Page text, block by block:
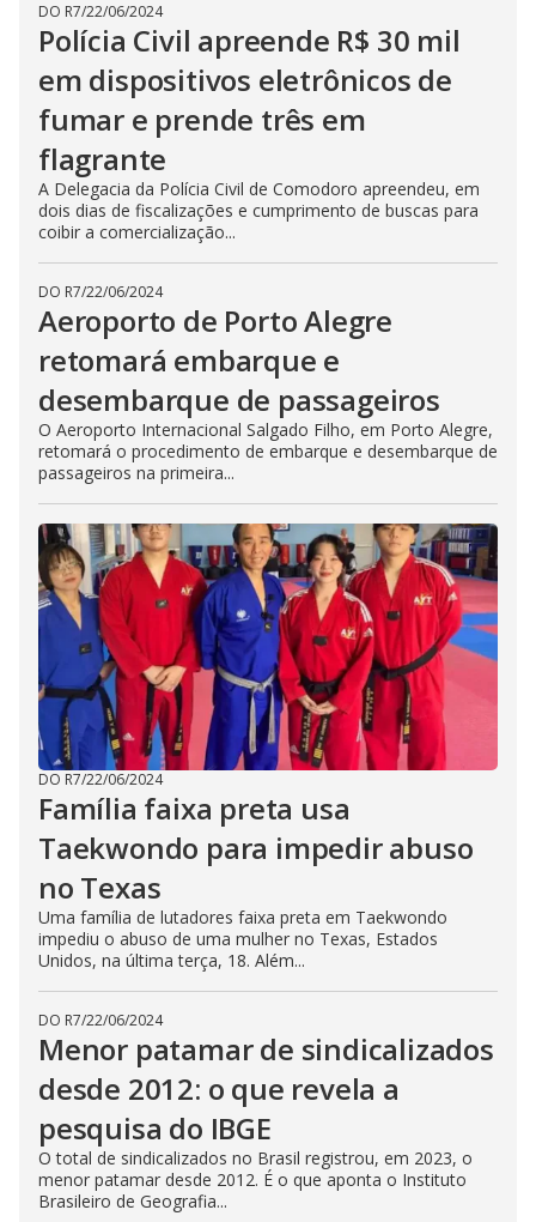
DO R7/22/06/2024
Polícia Civil apreende R$ 30 mil
em dispositivos eletrônicos de
fumar e prende três em
flagrante
A Delegacia da Polícia Civil de Comodoro apreendeu, em
dois dias de fiscalizações e cumprimento de buscas para
coibir a comercialização...
DO R7/22/06/2024
Aeroporto de Porto Alegre
retomará embarque e
desembarque de passageiros
O Aeroporto Internacional Salgado Filho, em Porto Alegre,
retomará o procedimento de embarque e desembarque de
passageiros na primeira...
DO R7/22/06/2024
Família faixa preta usa
Taekwondo para impedir abuso
no Texas
Uma família de lutadores faixa preta em Taekwondo
impediu o abuso de uma mulher no Texas, Estados
Unidos, na última terça, 18. Além...
DO R7/22/06/2024
Menor patamar de sindicalizados
desde 2012: o que revela a
pesquisa do IBGE
O total de sindicalizados no Brasil registrou, em 2023, o
menor patamar desde 2012. É o que aponta o Instituto
Brasileiro de Geografia...